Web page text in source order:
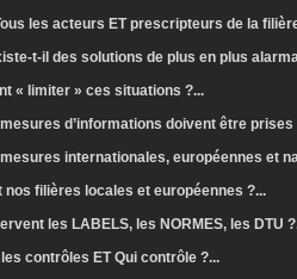
les acteurs ET prescripteurs de la
t-il des solutions de plus en plus
« limiter » ces situations ?...
d’informations doivent être prises
internationales, européennes et
nos filières locales et européennes ?...
les LABELS, les NORMES, les DTU
contrôles ET Qui contrôle ?...